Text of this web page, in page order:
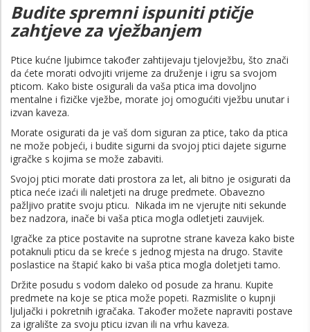
Budite spremni ispuniti ptičje
zahtjeve za vježbanjem
Ptice kućne ljubimce također zahtijevaju tjelovježbu, što znači
da ćete morati odvojiti vrijeme za druženje i igru ​​sa svojom
pticom. Kako biste osigurali da vaša ptica ima dovoljno
mentalne i fizičke vježbe, morate joj omogućiti vježbu unutar i
izvan kaveza.
Morate osigurati da je vaš dom siguran za ptice, tako da ptica
ne može pobjeći, i budite sigurni da svojoj ptici dajete sigurne
igračke s kojima se može zabaviti.
Svojoj ptici morate dati prostora za let, ali bitno je osigurati da
ptica neće izaći ili naletjeti na druge predmete. Obavezno
pažljivo pratite svoju pticu. Nikada im ne vjerujte niti sekunde
bez nadzora, inače bi vaša ptica mogla odletjeti zauvijek.
Igračke za ptice postavite na suprotne strane kaveza kako biste
potaknuli pticu da se kreće s jednog mjesta na drugo. Stavite
poslastice na štapić kako bi vaša ptica mogla doletjeti tamo.
Držite posudu s vodom daleko od posude za hranu. Kupite
predmete na koje se ptica može popeti. Razmislite o kupnji
ljuljački i pokretnih igračaka. Također možete napraviti postave
za igralište za svoju pticu izvan ili na vrhu kaveza.